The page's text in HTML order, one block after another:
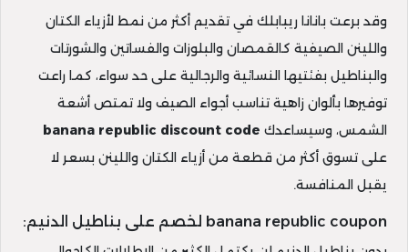
وقد برعت بانانا ريبابلك في تقديم أكثر من نمط لأزياء الكتان
واللينن الصيفية كالقمصان والبلوزات والفساتين والشورتات
والبناطيل بفئتيها النسائية والرجالية على حد سواء، كما راعت
توفيرها بألوان زاهية تناسب أجواء الصيف ولا تمتص أشعة
الشمس، وسيساعدك banana republic discount code
على تسوق أكثر من قطعة من أزياء الكتان واللينن بسعر لا
يقبل المنافسة.
banana republic coupon لخصم على بناطيل الدنيم: